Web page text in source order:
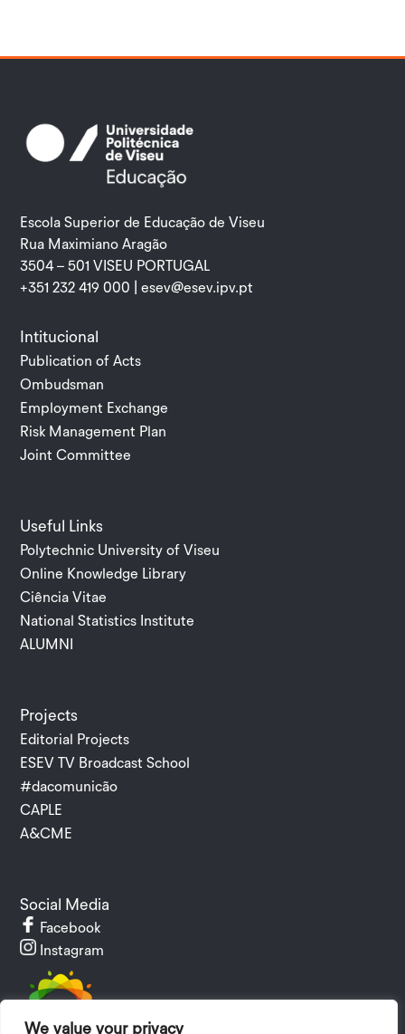
We value your privacy
Escola Superior de Educação de Viseu
Rua Maximiano Aragão
3504 – 501 VISEU PORTUGAL
+351 232 419 000 |esev@esev.ipv.pt
Intitucional
Publication of Acts
Ombudsman
Employment Exchange
Risk Management Plan
Joint Committee
Useful Links
Polytechnic University of Viseu
Online Knowledge Library
Ciência Vitae
National Statistics Institute
ALUMNI
Projects
Editorial Projects
ESEV TV Broadcast School
#dacomunicão
CAPLE
A&CME
Social Media
Facebook
Instagram